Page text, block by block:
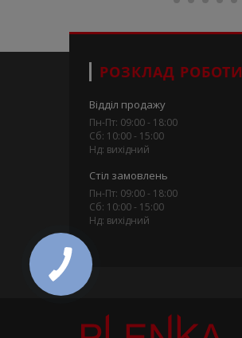
РОЗКЛАД РОБОТИ
Відділ продажу
Пн-Пт: 09:00 - 18:00
Сб: 10:00 - 15:00
Нд: вихідний
Стіл замовлень
Пн-Пт: 09:00 - 18:00
Сб: 10:00 - 15:00
Нд: вихідний